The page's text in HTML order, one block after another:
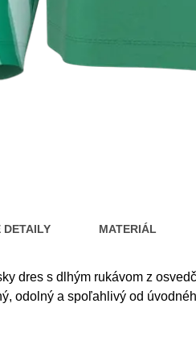
DETAILY MATERIÁL
dres s dlhým rukávom z
odolný a spoľahlivý od